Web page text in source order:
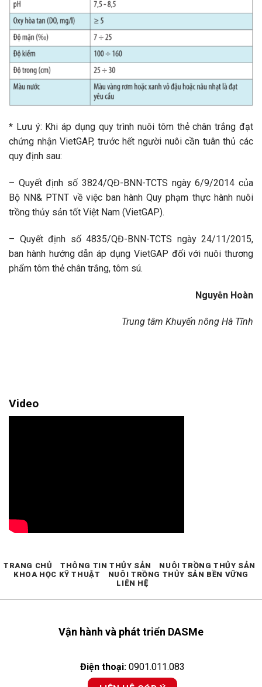
* Lưu ý: Khi áp dụng quy trình nuôi tôm thẻ chân trắng đạt
chứng nhận VietGAP, trước hết người nuôi cần tuân thủ các
quy định sau:
– Quyết định số 3824/QĐ-BNN-TCTS ngày 6/9/2014 của
Bộ NN& PTNT về việc ban hành Quy phạm thực hành nuôi
trồng thủy sản tốt Việt Nam (VietGAP).
– Quyết định số 4835/QĐ-BNN-TCTS ngày 24/11/2015,
ban hành hướng dẫn áp dụng VietGAP đối với nuôi thương
phẩm tôm thẻ chân trắng, tôm sú.
Nguyễn Hoàn
Trung tâm Khuyến nông Hà Tĩnh
Video
Vận hành và phát triển DASMe
Điện thoại: 0901.011.083
TRANG CHỦ THÔNG TIN THỦY SẢN
NUÔI TRỒNG THỦY SẢN
KHOA HỌC KỸ THUẬT
NUÔI TRỒNG THỦY SẢN BỀN VỮNG
LIÊN HỆ